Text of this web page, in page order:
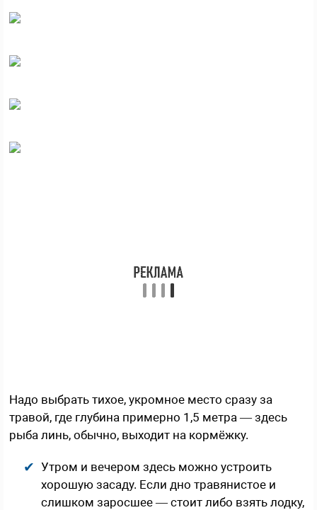
Надо выбрать тихое, укромное место сразу за
травой, где глубина примерно 1,5 метра — здесь
рыба линь, обычно, выходит на кормёжку.
Утром и вечером здесь можно устроить
хорошую засаду. Если дно травянистое и
слишком заросшее — стоит либо взять лодку,